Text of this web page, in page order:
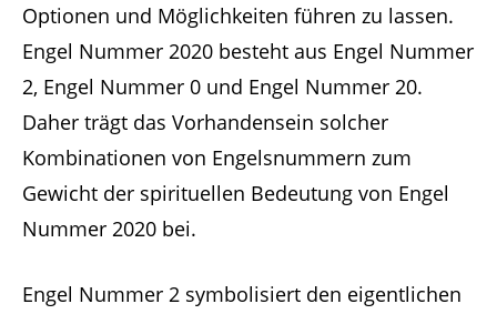
Optionen und Möglichkeiten führen zu lassen.
Engel Nummer 2020 besteht aus Engel Nummer
2, Engel Nummer 0 und Engel Nummer 20.
Daher trägt das Vorhandensein solcher
Kombinationen von Engelsnummern zum
Gewicht der spirituellen Bedeutung von Engel
Nummer 2020 bei.
Engel Nummer 2 symbolisiert den eigentlichen